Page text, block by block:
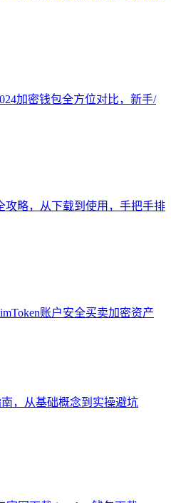
加密钱包全方位对比，新手/
攻略，从下载到使用，手把手排
账户安全买卖加密资产
南，从基础概念到实操避坑